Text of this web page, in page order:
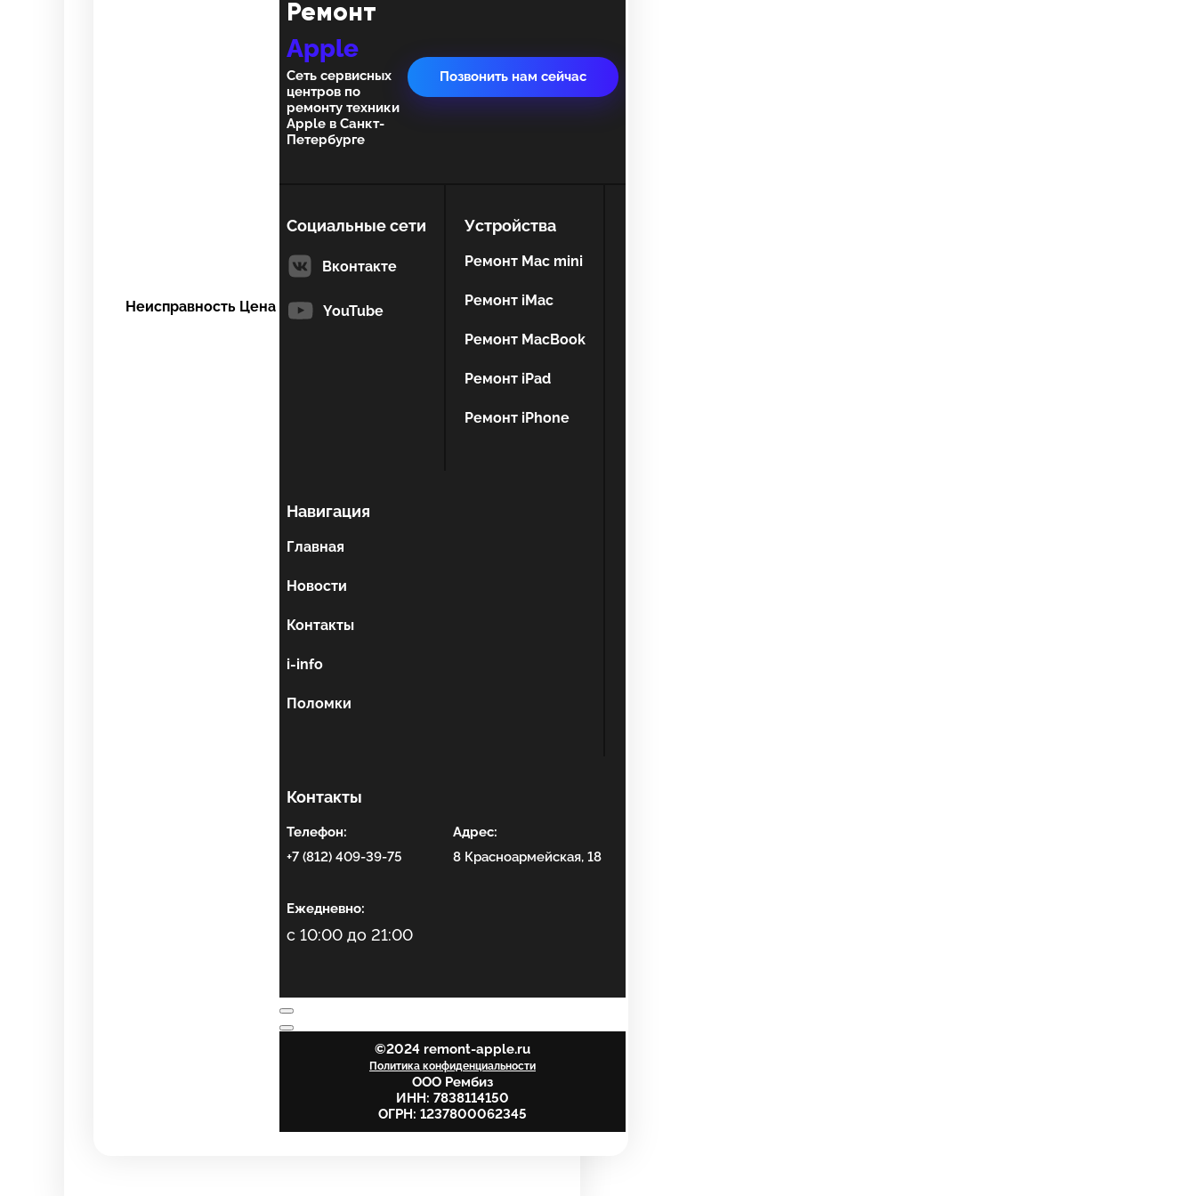
Неисправность Цена
Ремонт
Apple
Сеть сервисных
центров по
ремонту техники
Apple в Санкт-
Петербурге
Позвонить нам сейчас
Социальные сети
Вконтакте
YouTube
Устройства
Ремонт Mac mini
Ремонт iMac
Ремонт MacBook
Ремонт iPad
Ремонт iPhone
Навигация
Главная
Новости
Контакты
i-info
Поломки
Контакты
Телефон:
+7 (812) 409-39-75
Адрес:
8 Красноармейская, 18
Ежедневно:
с 10:00 до 21:00
©2024 remont-apple.ru
Политика конфиденциальности
ООО Рембиз
ИНН: 7838114150
ОГРН: 1237800062345
Выберите адрес сервиса, в который хотите позвонить
8 Красноармейская, 18
+7 (812) 409-39-75
Выберите адрес сервиса, в который хотите позвонить
8 Красноармейская, 18